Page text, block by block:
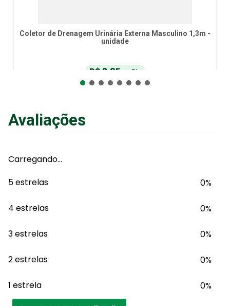
Coletor de Drenagem Urinária Externa Masculino 1,3m -
unidade
R$2,85no Pix
ouR$3 00 em até 6x
Adicionar ao Carrinho
Avaliações
Carregando…
5 estrelas
0%
4 estrelas 0%
3 estrelas 0%
2 estrelas 0%
1 estrela 0%